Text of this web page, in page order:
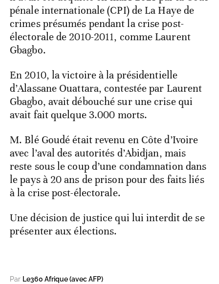
pénale internationale (CPI) de La Haye de
crimes présumés pendant la crise post-
électorale de 2010-2011, comme Laurent
Gbagbo.
En 2010, la victoire à la présidentielle
d’Alassane Ouattara, contestée par Laurent
Gbagbo, avait débouché sur une crise qui
avait fait quelque 3.000 morts.
M. Blé Goudé était revenu en Côte d’Ivoire
avec l’aval des autorités d’Abidjan, mais
reste sous le coup d’une condamnation dans
le pays à 20 ans de prison pour des faits liés
à la crise post-électorale.
Une décision de justice qui lui interdit de se
présenter aux élections.
Par Le360 Afrique (avec AFP)